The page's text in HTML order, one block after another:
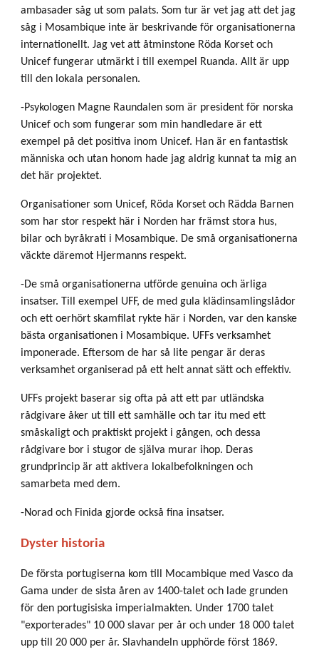
ambasader såg ut som palats. Som tur är vet jag att det jag
såg i Mosambique inte är beskrivande för organisationerna
internationellt. Jag vet att åtminstone Röda Korset och
Unicef fungerar utmärkt i till exempel Ruanda. Allt är upp
till den lokala personalen.
-Psykologen Magne Raundalen som är president för norska
Unicef och som fungerar som min handledare är ett
exempel på det positiva inom Unicef. Han är en fantastisk
människa och utan honom hade jag aldrig kunnat ta mig an
det här projektet.
Organisationer som Unicef, Röda Korset och Rädda Barnen
som har stor respekt här i Norden har främst stora hus,
bilar och byråkrati i Mosambique. De små organisationerna
väckte däremot Hjermanns respekt.
-De små organisationerna utförde genuina och ärliga
insatser. Till exempel UFF, de med gula klädinsamlingslådor
och ett oerhört skamfilat rykte här i Norden, var den kanske
bästa organisationen i Mosambique. UFFs verksamhet
imponerade. Eftersom de har så lite pengar är deras
verksamhet organiserad på ett helt annat sätt och effektiv.
UFFs projekt baserar sig ofta på att ett par utländska
rådgivare åker ut till ett samhälle och tar itu med ett
småskaligt och praktiskt projekt i gången, och dessa
rådgivare bor i stugor de själva murar ihop. Deras
grundprincip är att aktivera lokalbefolkningen och
samarbeta med dem.
-Norad och Finida gjorde också fina insatser.
Dyster historia
De första portugiserna kom till Mocambique med Vasco da
Gama under de sista åren av 1400-talet och lade grunden
för den portugisiska imperialmakten. Under 1700 talet
"exporterades" 10 000 slavar per år och under 18 000 talet
upp till 20 000 per år. Slavhandeln upphörde först 1869.